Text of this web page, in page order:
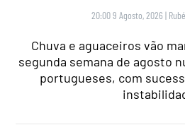
20:00 9 Agosto, 2026 |
Chuva e aguaceiros vão
segunda semana de agosto
portugueses, com